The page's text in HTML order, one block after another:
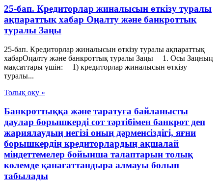
25-бап. Кредиторлар жиналысын өткізу туралы
ақпараттық хабар Оңалту және банкроттық
туралы Заңы
25-бап. Кредиторлар жиналысын өткізу туралы ақпараттық
хабарОңалту және банкроттық туралы Заңы 1. Осы Заңның
мақсаттары үшін: 1) кредиторлар жиналысын өткізу
туралы...
Толық оқу »
Банкроттыққа және таратуға байланысты
даулар борышкерді сот тәртібімен банкрот деп
жариялаудың негізі оның дәрменсіздігі, яғни
борышкердің кредиторлардың ақшалай
міндеттемелер бойынша талаптарын толық
көлемде қанағаттандыра алмауы болып
табылады